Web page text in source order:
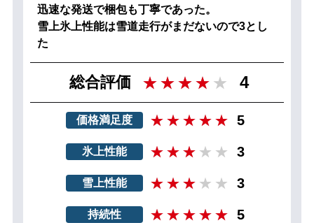
迅速な発送で梱包も丁寧であった。
雪上氷上性能は雪道走行がまだないので3とし
た
総合評価 4
価格満足度 5
氷上性能 3
雪上性能 3
持続性 5